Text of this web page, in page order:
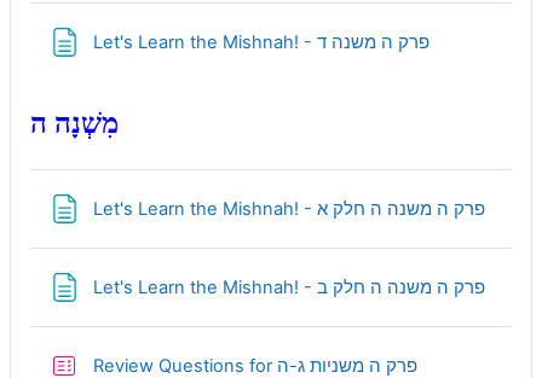
Let's Learn the Mishnah! - פרק ה משנה דPage
מִשְׁנָה ה
Let's Learn the Mishnah! - פרק ה משנה ה חלק אPage
Let's Learn the Mishnah! - פרק ה משנה ה חלק בPage
Review Questions for פרק ה משניות ג-הQuiz